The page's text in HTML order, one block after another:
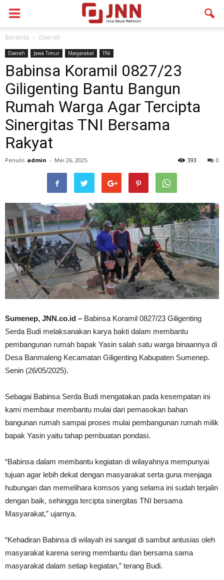
Beranda Daerah
Daerah Jawa Timur Masyarakat TNI
Babinsa Koramil 0827/23
Giligenting Bantu Bangun
Rumah Warga Agar Tercipta
Sinergitas TNI Bersama
Rakyat
Penulis admin - Mei 26, 2025 0
393
Sumenep, JNN.co.id – Babinsa Koramil 0827/23 Giligenting
Serda Budi melaksanakan karya bakti dalam membantu
pembangunan rumah bapak Yasin salah satu warga binaannya di
Desa Banmaleng Kecamatan Giligenting Kabupaten Sumenep.
Senin (26/05/2025).
Sebagai Babinsa Serda Budi mengatakan pada kesempatan ini
kami membaur membantu mulai dari pemasokan bahan
bangunan rumah sampai proses mulai pembangunan rumah milik
bapak Yasin yaitu tahap pembuatan pondasi.
“Babinsa dalam membantu kegiatan di wilayahnya mempunyai
tujuan agar lebih dekat dengan masyarakat serta guna menjaga
hubungan dan memelihara komsos yang selama ini sudah terjalin
dengan baik, sehingga tercipta sinergitas TNI bersama
Masyarakat,” ujarnya.
“Kehadiran Babinsa di wilayah ini sangat di sambut antusias oleh
masyarakat karena sering membantu dan bersama sama
masyarakat dalam setiap kegiatan,” terang Budi.